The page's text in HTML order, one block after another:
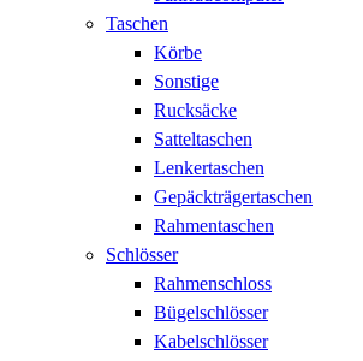
Taschen
Körbe
Sonstige
Rucksäcke
Satteltaschen
Lenkertaschen
Gepäckträgertaschen
Rahmentaschen
Schlösser
Rahmenschloss
Bügelschlösser
Kabelschlösser